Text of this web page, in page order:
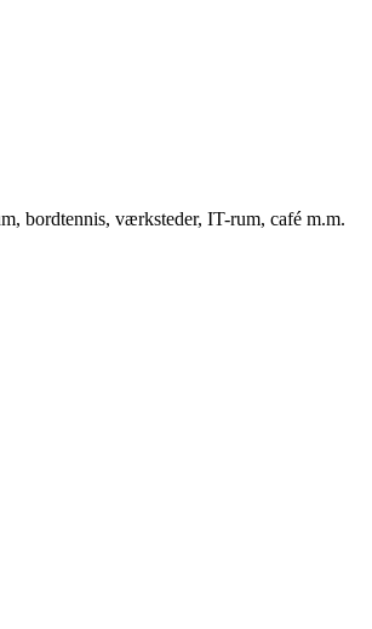
bordtennis, værksteder, IT-rum, café m.m.